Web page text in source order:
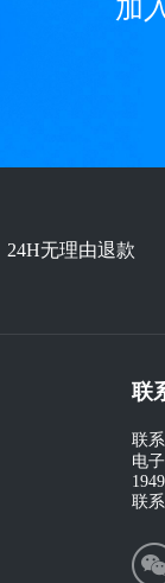
加
24H无理由退款
联
联
电
联